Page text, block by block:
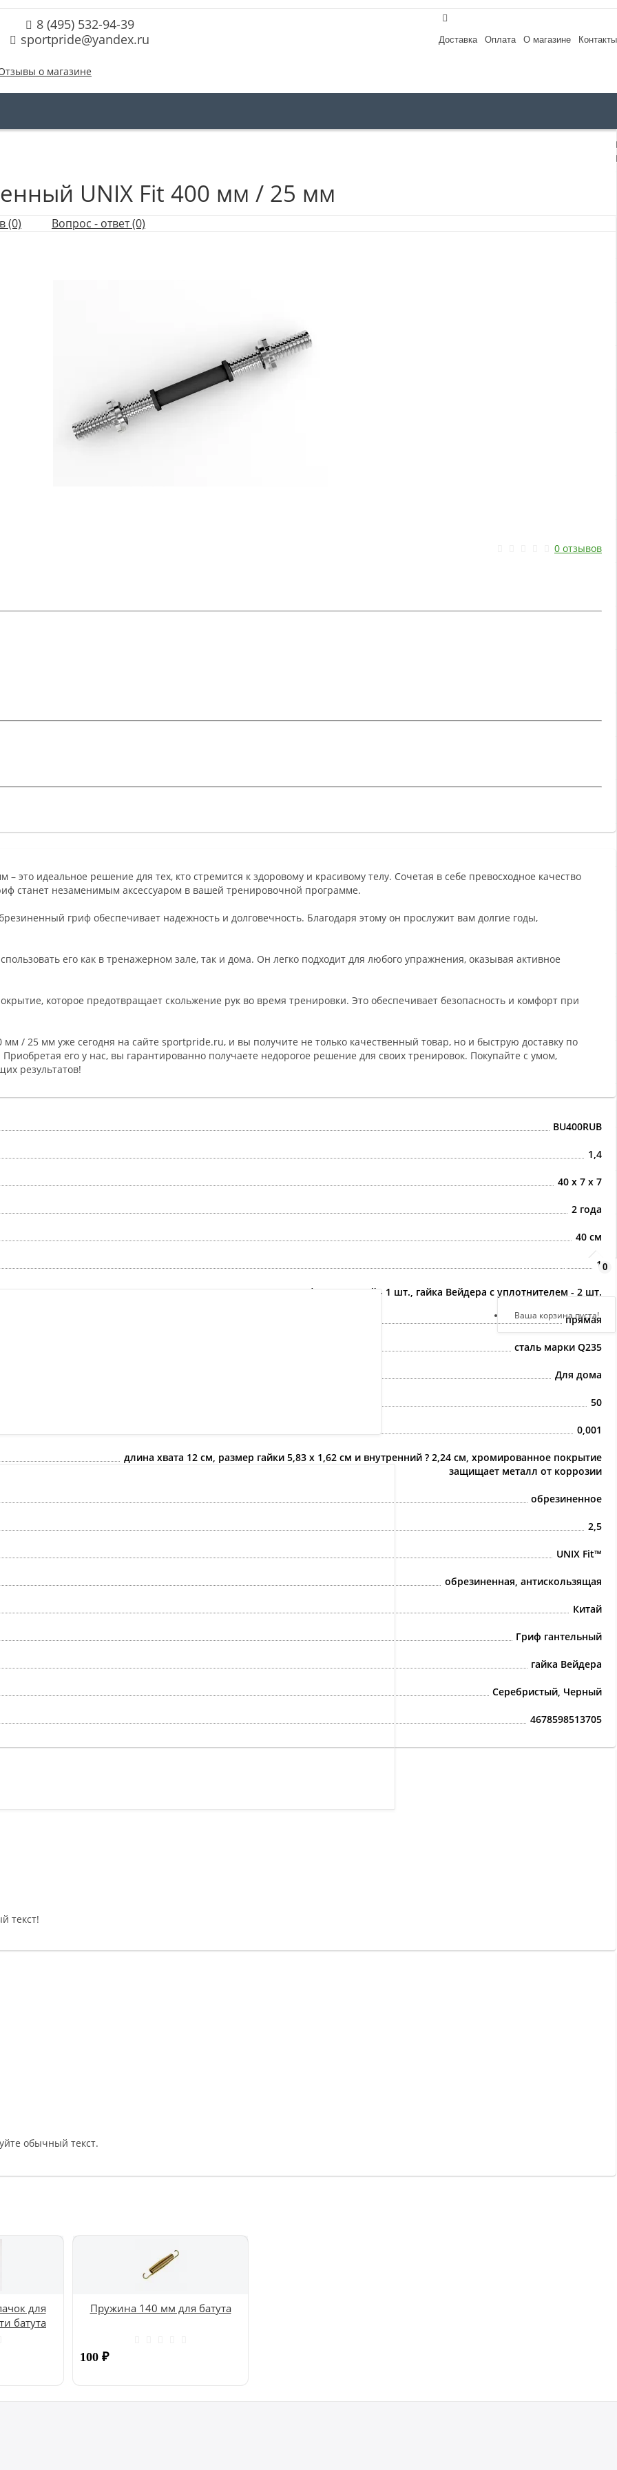
Доставка Оплата О магазине Контакты
8 (495) 532-94-39
sportpride@yandex.ru
о магазине
Здравствуйте,
0
Ваша корзина пуста!
UNIX Fit 400 мм / 25 мм
(0) Вопрос - ответ (0)
0 отзывов
это идеальное решение для тех, кто стремится к здоровому и красивому телу. Сочетая в себе превосходное качество
станет незаменимым аксессуаром в вашей тренировочной программе.
гриф обеспечивает надежность и долговечность. Благодаря этому он прослужит вам долгие годы,
его как в тренажерном зале, так и дома. Он легко подходит для любого упражнения, оказывая активное
которое предотвращает скольжение рук во время тренировки. Это обеспечивает безопасность и комфорт при
/ 25 мм уже сегодня на сайте sportpride.ru, и вы получите не только качественный товар, но и быструю доставку по
его у нас, вы гарантированно получаете недорогое решение для своих тренировок. Покупайте с умом,
результатов!
BU400RUB
1,4
40 х 7 х 7
2 года
40 см
1
гриф гантельный - 1 шт., гайка Вейдера с уплотнителем - 2 шт.
прямая
сталь марки Q235
Для дома
50
0,001
длина хвата 12 см, размер гайки 5,83 х 1,62 см и внутренний ? 2,24 см, хромированное покрытие
защищает металл от коррозии
обрезиненное
2,5
UNIX Fit™
обрезиненная, антискользящая
Китай
Гриф гантельный
гайка Вейдера
Серебристый, Черный
4678598513705
текст!
обычный текст.
для
батута
Пружина 140 мм для батута
100 ₽